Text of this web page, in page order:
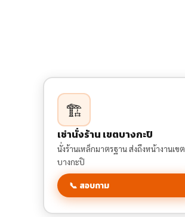
🏗️
เช่านั่งร้าน เขตบางกะปิ
นั่งร้านเหล็กมาตรฐาน ส่งถึงหน้างานเขต
บางกะปิ
📞 สอบถาม